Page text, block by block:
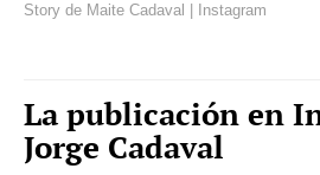
Story de Maite Cadaval | Instagram
La publicación en
Jorge Cadaval